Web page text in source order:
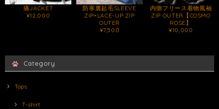
痛JACKET
¥12,000
防寒裏起毛SLEEVE
ZIP×LACE-UP ZIP
OUTER
¥7,500
内側フリース着物風袖
ZIP OUTER【COSMO
ROSE】
¥10,000
Category
Tops
T-shirt